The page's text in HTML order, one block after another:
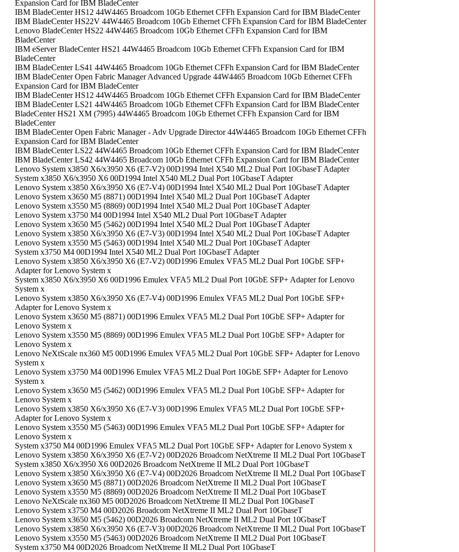
Expansion Card for IBM BladeCenter
IBM BladeCenter HS12 44W4465 Broadcom 10Gb Ethernet CFFh Expansion Card for IBM BladeCenter
IBM BladeCenter HS22V 44W4465 Broadcom 10Gb Ethernet CFFh Expansion Card for IBM BladeCenter
Lenovo BladeCenter HS22 44W4465 Broadcom 10Gb Ethernet CFFh Expansion Card for IBM
BladeCenter
IBM eServer BladeCenter HS21 44W4465 Broadcom 10Gb Ethernet CFFh Expansion Card for IBM
BladeCenter
IBM BladeCenter LS41 44W4465 Broadcom 10Gb Ethernet CFFh Expansion Card for IBM BladeCenter
IBM BladeCenter Open Fabric Manager Advanced Upgrade 44W4465 Broadcom 10Gb Ethernet CFFh
Expansion Card for IBM BladeCenter
IBM BladeCenter HS12 44W4465 Broadcom 10Gb Ethernet CFFh Expansion Card for IBM BladeCenter
IBM BladeCenter LS21 44W4465 Broadcom 10Gb Ethernet CFFh Expansion Card for IBM BladeCenter
BladeCenter HS21 XM (7995) 44W4465 Broadcom 10Gb Ethernet CFFh Expansion Card for IBM
BladeCenter
IBM BladeCenter Open Fabric Manager - Adv Upgrade Director 44W4465 Broadcom 10Gb Ethernet CFFh
Expansion Card for IBM BladeCenter
IBM BladeCenter LS22 44W4465 Broadcom 10Gb Ethernet CFFh Expansion Card for IBM BladeCenter
IBM BladeCenter LS42 44W4465 Broadcom 10Gb Ethernet CFFh Expansion Card for IBM BladeCenter
Lenovo System x3850 X6/x3950 X6 (E7-V2) 00D1994 Intel X540 ML2 Dual Port 10GbaseT Adapter
System x3850 X6/x3950 X6 00D1994 Intel X540 ML2 Dual Port 10GbaseT Adapter
Lenovo System x3850 X6/x3950 X6 (E7-V4) 00D1994 Intel X540 ML2 Dual Port 10GbaseT Adapter
Lenovo System x3650 M5 (8871) 00D1994 Intel X540 ML2 Dual Port 10GbaseT Adapter
Lenovo System x3550 M5 (8869) 00D1994 Intel X540 ML2 Dual Port 10GbaseT Adapter
Lenovo System x3750 M4 00D1994 Intel X540 ML2 Dual Port 10GbaseT Adapter
Lenovo System x3650 M5 (5462) 00D1994 Intel X540 ML2 Dual Port 10GbaseT Adapter
Lenovo System x3850 X6/x3950 X6 (E7-V3) 00D1994 Intel X540 ML2 Dual Port 10GbaseT Adapter
Lenovo System x3550 M5 (5463) 00D1994 Intel X540 ML2 Dual Port 10GbaseT Adapter
System x3750 M4 00D1994 Intel X540 ML2 Dual Port 10GbaseT Adapter
Lenovo System x3850 X6/x3950 X6 (E7-V2) 00D1996 Emulex VFA5 ML2 Dual Port 10GbE SFP+
Adapter for Lenovo System x
System x3850 X6/x3950 X6 00D1996 Emulex VFA5 ML2 Dual Port 10GbE SFP+ Adapter for Lenovo
System x
Lenovo System x3850 X6/x3950 X6 (E7-V4) 00D1996 Emulex VFA5 ML2 Dual Port 10GbE SFP+
Adapter for Lenovo System x
Lenovo System x3650 M5 (8871) 00D1996 Emulex VFA5 ML2 Dual Port 10GbE SFP+ Adapter for
Lenovo System x
Lenovo System x3550 M5 (8869) 00D1996 Emulex VFA5 ML2 Dual Port 10GbE SFP+ Adapter for
Lenovo System x
Lenovo NeXtScale nx360 M5 00D1996 Emulex VFA5 ML2 Dual Port 10GbE SFP+ Adapter for Lenovo
System x
Lenovo System x3750 M4 00D1996 Emulex VFA5 ML2 Dual Port 10GbE SFP+ Adapter for Lenovo
System x
Lenovo System x3650 M5 (5462) 00D1996 Emulex VFA5 ML2 Dual Port 10GbE SFP+ Adapter for
Lenovo System x
Lenovo System x3850 X6/x3950 X6 (E7-V3) 00D1996 Emulex VFA5 ML2 Dual Port 10GbE SFP+
Adapter for Lenovo System x
Lenovo System x3550 M5 (5463) 00D1996 Emulex VFA5 ML2 Dual Port 10GbE SFP+ Adapter for
Lenovo System x
System x3750 M4 00D1996 Emulex VFA5 ML2 Dual Port 10GbE SFP+ Adapter for Lenovo System x
Lenovo System x3850 X6/x3950 X6 (E7-V2) 00D2026 Broadcom NetXtreme II ML2 Dual Port 10GbaseT
System x3850 X6/x3950 X6 00D2026 Broadcom NetXtreme II ML2 Dual Port 10GbaseT
Lenovo System x3850 X6/x3950 X6 (E7-V4) 00D2026 Broadcom NetXtreme II ML2 Dual Port 10GbaseT
Lenovo System x3650 M5 (8871) 00D2026 Broadcom NetXtreme II ML2 Dual Port 10GbaseT
Lenovo System x3550 M5 (8869) 00D2026 Broadcom NetXtreme II ML2 Dual Port 10GbaseT
Lenovo NeXtScale nx360 M5 00D2026 Broadcom NetXtreme II ML2 Dual Port 10GbaseT
Lenovo System x3750 M4 00D2026 Broadcom NetXtreme II ML2 Dual Port 10GbaseT
Lenovo System x3650 M5 (5462) 00D2026 Broadcom NetXtreme II ML2 Dual Port 10GbaseT
Lenovo System x3850 X6/x3950 X6 (E7-V3) 00D2026 Broadcom NetXtreme II ML2 Dual Port 10GbaseT
Lenovo System x3550 M5 (5463) 00D2026 Broadcom NetXtreme II ML2 Dual Port 10GbaseT
System x3750 M4 00D2026 Broadcom NetXtreme II ML2 Dual Port 10GbaseT